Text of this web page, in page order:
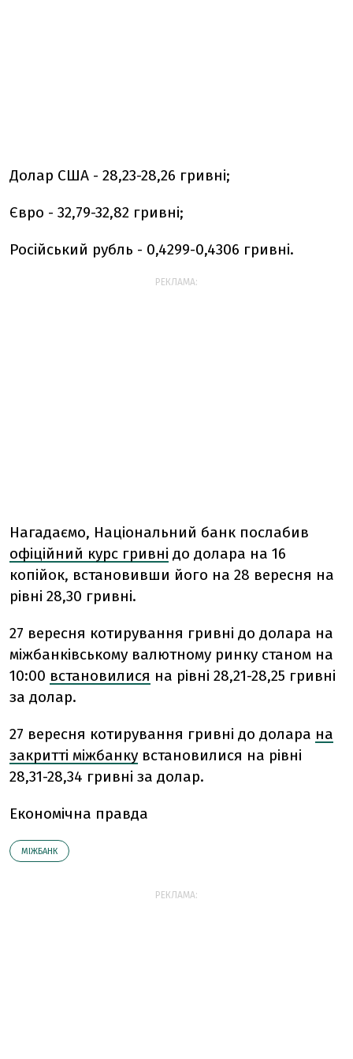
Долар США - 28,23-28,26 гривні;
Євро - 32,79-32,82 гривні;
Російський рубль - 0,4299-0,4306 гривні.
РЕКЛАМА:
Нагадаємо, Національний банк послабив
офіційний курс гривні до долара на 16
копійок, встановивши його на 28 вересня на
рівні 28,30 гривні.
27 вересня котирування гривні до долара на
міжбанківському валютному ринку станом на
10:00 встановилися на рівні 28,21-28,25 гривні
за долар.
27 вересня котирування гривні до долара на
закритті міжбанку встановилися на рівні
28,31-28,34 гривні за долар.
Економічна правда
МІЖБАНК
РЕКЛАМА: